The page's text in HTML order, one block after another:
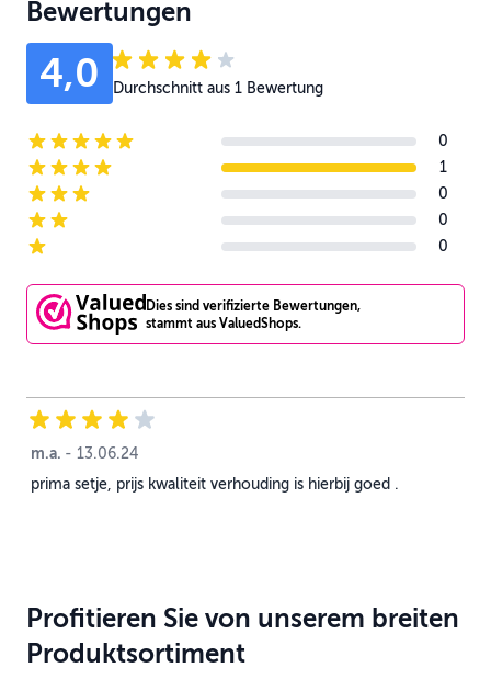
Bewertungen
4,0 Durchschnitt aus 1 Bewertung
5-star reviews
0
4-star reviews
1
3-star reviews
0
2-star reviews
0
1-star reviews
0
Dies sind verifizierte Bewertungen,
stammt aus ValuedShops.
m.a. - 13. Juni 2024
13.06.24
prima setje, prijs kwaliteit verhouding is hierbij goed .
Profitieren Sie von unserem breiten
Produktsortiment